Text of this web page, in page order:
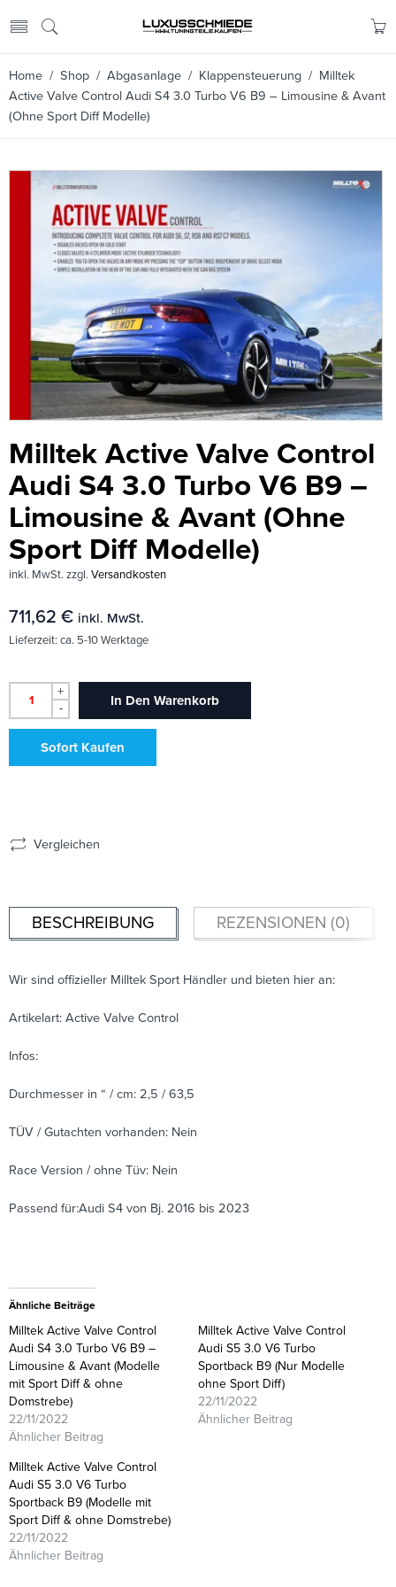
Home / Shop / Abgasanlage / Klappensteuerung / Milltek
Active Valve Control Audi S4 3.0 Turbo V6 B9 – Limousine & Avant
(Ohne Sport Diff Modelle)
Milltek Active Valve Control
Audi S4 3.0 Turbo V6 B9 –
Limousine & Avant (Ohne
Sport Diff Modelle)
inkl. MwSt. zzgl. Versandkosten
711,62 € inkl. MwSt.
Lieferzeit: ca. 5-10 Werktage
+
-
In Den Warenkorb
Sofort Kaufen
Vergleichen
BESCHREIBUNG REZENSIONEN (0)
Wir sind offizieller Milltek Sport Händler und bieten hier an:
Artikelart: Active Valve Control
Infos:
Durchmesser in “ / cm: 2,5 / 63,5
TÜV / Gutachten vorhanden: Nein
Race Version / ohne Tüv: Nein
Passend für:Audi S4 von Bj. 2016 bis 2023
Ähnliche Beiträge
Milltek Active Valve Control
Audi S4 3.0 Turbo V6 B9 –
Limousine & Avant (Modelle
mit Sport Diff & ohne
Domstrebe)
22/11/2022
Ähnlicher Beitrag
Milltek Active Valve Control
Audi S5 3.0 V6 Turbo
Sportback B9 (Nur Modelle
ohne Sport Diff)
22/11/2022
Ähnlicher Beitrag
Milltek Active Valve Control
Audi S5 3.0 V6 Turbo
Sportback B9 (Modelle mit
Sport Diff & ohne Domstrebe)
22/11/2022
Ähnlicher Beitrag